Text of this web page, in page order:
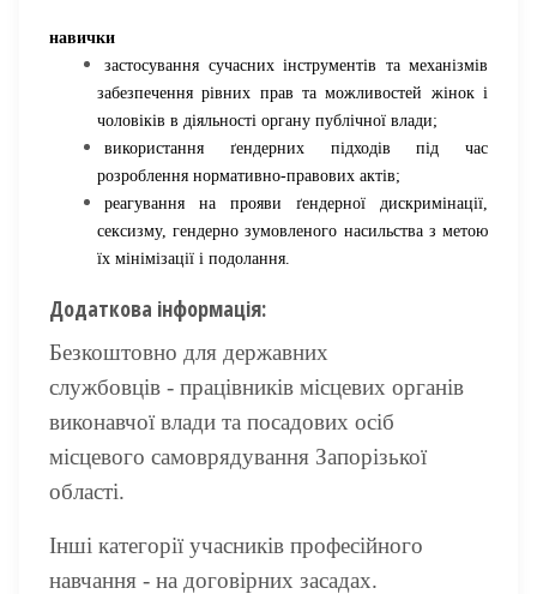
навички
застосування сучасних інструментів та механізмів
забезпечення рівних прав та можливостей жінок і
чоловіків в діяльності органу публічної влади;
використання ґендерних підходів під час
розроблення нормативно-правових актів;
реагування на прояви ґендерної дискримінації,
сексизму, гендерно зумовленого насильства з метою
їх мінімізації і подолання.
Додаткова інформація:
Безкоштовно для державних
службовців - працівників місцевих органів
виконавчої влади та посадових осіб
місцевого самоврядування Запорізької
області.
Інші категорії учасників професійного
навчання - на договірних засадах.